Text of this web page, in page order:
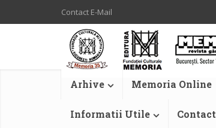
Contact E-Mail
Arhive Memoria Online
Informatii Utile Contact